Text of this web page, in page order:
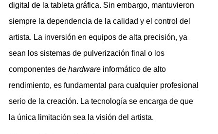
digital de la tableta gráfica. Sin embargo, mantuvieron
siempre la dependencia de la calidad y el control del
artista. La inversión en equipos de alta precisión, ya
sean los sistemas de pulverización final o los
componentes de hardwareinformático de alto
rendimiento, es fundamental para cualquier profesional
serio de la creación. La tecnología se encarga de que
la única limitación sea la visión del artista.